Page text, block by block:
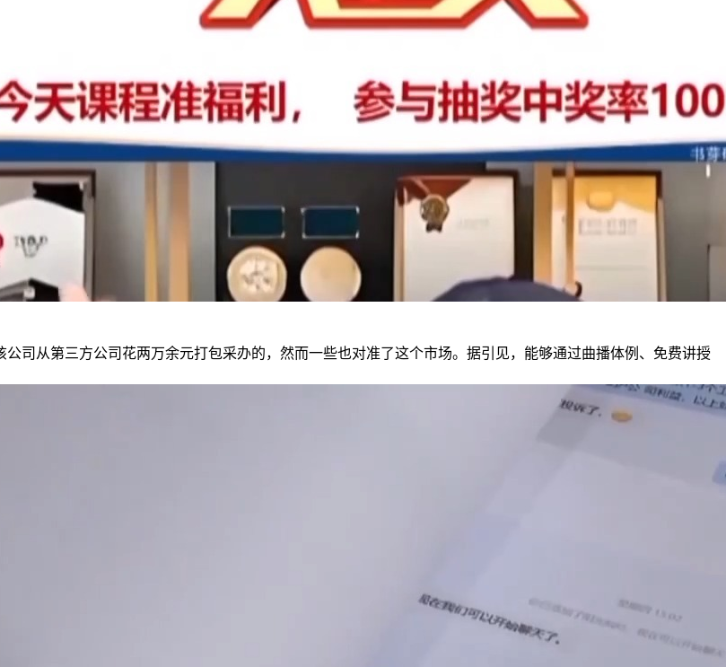
从第三方公司花两万余元打包采办的，然而一些也对准了这个市场。据引见，能够通过曲播体例、免费讲授